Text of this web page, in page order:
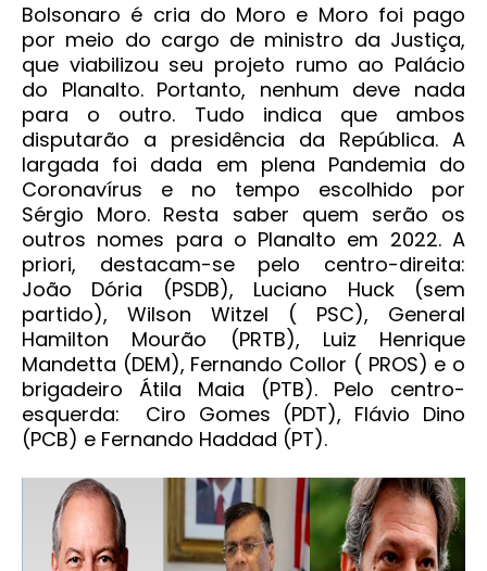
Bolsonaro é cria do Moro e Moro foi pago
por meio do cargo de ministro da Justiça,
que viabilizou seu projeto rumo ao Palácio
do Planalto. Portanto, nenhum deve nada
para o outro. Tudo indica que ambos
disputarão a presidência da República. A
largada foi dada em plena Pandemia do
Coronavírus e no tempo escolhido por
Sérgio Moro. Resta saber quem serão os
outros nomes para o Planalto em 2022. A
priori, destacam-se pelo centro-direita:
João Dória (PSDB), Luciano Huck (sem
partido), Wilson Witzel ( PSC), General
Hamilton Mourão (PRTB), Luiz Henrique
Mandetta (DEM), Fernando Collor ( PROS) e o
brigadeiro Átila Maia (PTB). Pelo centro-
esquerda: Ciro Gomes (PDT), Flávio Dino
(PCB) e Fernando Haddad (PT).